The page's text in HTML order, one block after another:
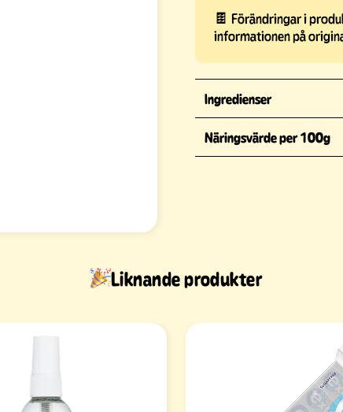
🍫 Förändringar i
informationen på
Ingredienser
Näringsvärde per 100g
Liknande produkter